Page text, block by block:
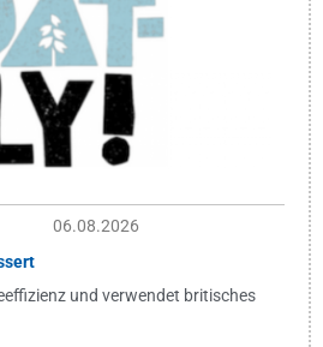
06.08.2026
und verwendet britisches